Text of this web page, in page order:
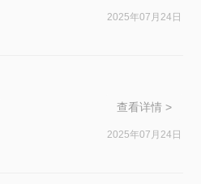
2025年07月24日
查看详情 >
2025年07月24日